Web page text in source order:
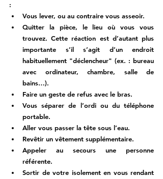
:
Vous lever, ou au contraire vous asseoir.
Quitter la pièce, le lieu où vous vous
trouvez. Cette réaction est d’autant plus
importante s’il s’agit d’un endroit
habituellement "déclencheur" (ex. : bureau
avec ordinateur, chambre, salle de
bains…).
Faire un geste de refus avec le bras.
Vous séparer de l’ordi ou du téléphone
portable.
Aller vous passer la tête sous l’eau.
Revêtir un vêtement supplémentaire.
Appeler au secours une personne
référente.
Sortir de votre isolement en vous rendant